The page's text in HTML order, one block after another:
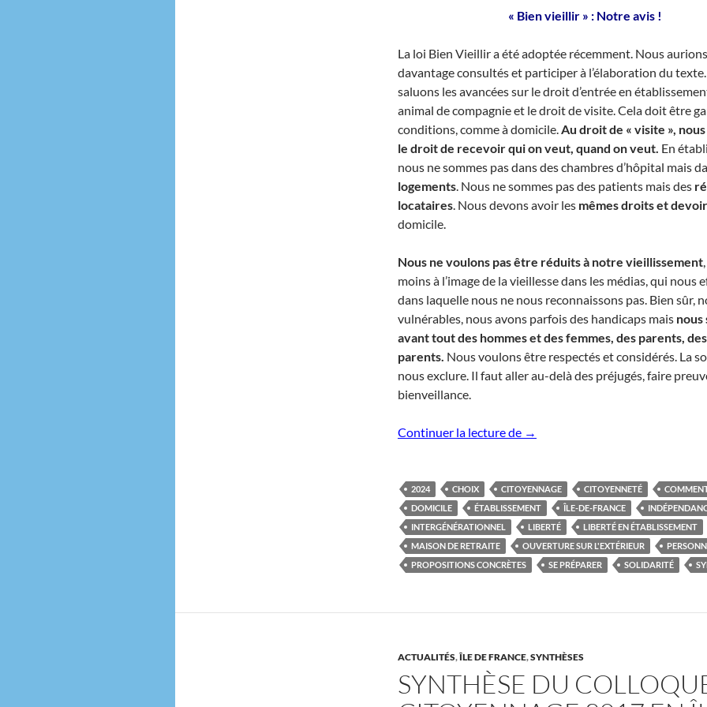
« Bien vieillir » : Notre avis !
La loi Bien Vieillir a été adoptée récemment. Nous
davantage consultés et participer à l’élaboration du
saluons les avancées sur le droit d’entrée en
animal de compagnie et le droit de visite. Cela doit être
conditions, comme à domicile. Au droit de « visite »,
le droit de recevoir qui on veut, quand on veut. En
nous ne sommes pas dans des chambres d’hôpital mais
logements . Nous ne sommes pas des patients mais des
locataires . Nous devons avoir les mêmes droits et
domicile.
Nous ne voulons pas être réduits à notre vieillissement
moins à l’image de la vieillesse dans les médias, qui nous
dans laquelle nous ne nous reconnaissons pas. Bien sûr,
vulnérables, nous avons parfois des handicaps mais nous
avant tout des hommes et des femmes, des parents,
parents. Nous voulons être respectés et considérés. La
nous exclure. Il faut aller au-delà des préjugés, faire
bienveillance.
Continuer la lecture de Synthèse du colloque
→
2024 CHOIX CITOYENNAGE CITOYENNETÉ
DOMICILE
ÉTABLISSEMENT ÎLE-DE-FRANCE
INTERGÉNÉRATIONNEL
LIBERTÉ
LIBERTÉ EN ÉTABLISSEMENT
MAISON DE RETRAITE
OUVERTURE SUR L'EXTÉRIEUR
PROPOSITIONS CONCRÈTES
SE PRÉPARER SOLIDARITÉ
ACTUALITÉS,ÎLE DE FRANCE,SYNTHÈSES
SYNTHÈSE DU